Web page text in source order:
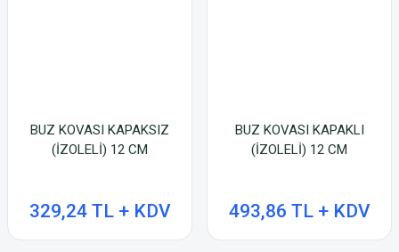
BUZ KOVASI KAPAKSIZ
(İZOLELİ) 12 CM
329,24 TL + KDV
BUZ KOVASI KAPAKLI
(İZOLELİ) 12 CM
493,86 TL + KDV